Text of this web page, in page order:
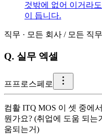
것밖에 없어 이거라
이 듭니다.
직무 · 모든 회사 / 모든 직무
Q. 실무 엑셀
프 프로스페로
컴활 ITQ MOS 이 셋 중에
뭔가요? (취업에 도움 되는
움되는거)